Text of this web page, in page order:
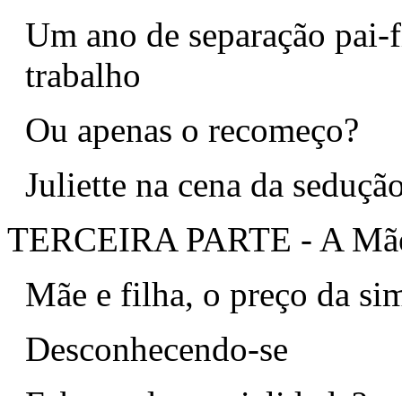
Um ano de separação
trabalho
Ou apenas o recomeço?
Juliette na cena da
TERCEIRA PARTE - A
Mãe e filha, o preço da
Desconhecendo-se